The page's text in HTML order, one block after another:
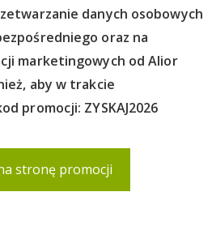
danych osobowych
oraz na
marketingowych od Alior
aby w trakcie
promocji: ZYSKAJ2026
stronę promocji